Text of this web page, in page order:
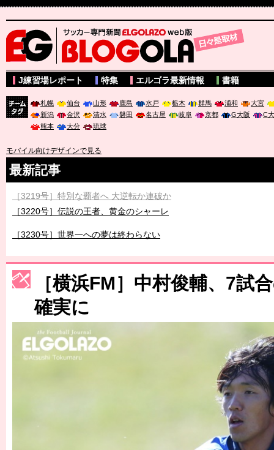
サッカー専門新聞ELGOLAZO web版 BLOGOLA
J練習場レポート 特集 エルゴラ最新情報 書籍
札幌 仙台 山形 鹿島 水戸 栃木 群馬 浦和
大宮
新潟
金沢 清水 磐田 名古屋 岐阜 京都 G大阪
C
熊本
大分 琉球
モバイル向けデザインで見る
最新記事
［3219号］特別な覇者へ 大逆転か連破か
［3220号］伝説の王者、黄金のシャーレ
［3230号］世界一への夢は終わらない
［3223号］一丸。日本出陣
［3222号］史上最大のW杯開幕 注目は「個」
長谷川 アーリアジャスールさんがシンポジウム「気候変動から命
［横浜FM］中村俊輔、7試
確実に